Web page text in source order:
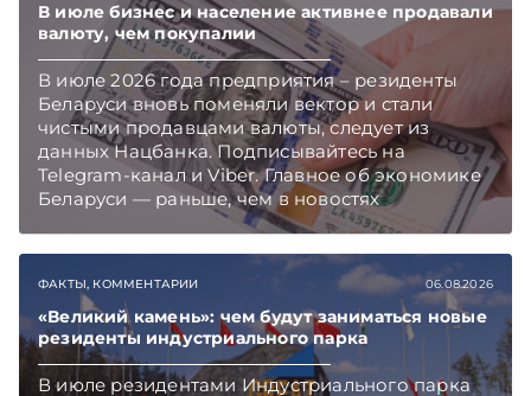
В июле бизнес и население активнее продавали
валюту, чем покупалии
В июле 2026 года предприятия – резиденты
Беларуси вновь поменяли вектор и стали
чистыми продавцами валюты, следует из
данных Нацбанка. Подписывайтесь на
Telegram‑канал и Viber. Главное об экономике
Беларуси — раньше, чем в новостях
ФАКТЫ, КОММЕНТАРИИ 06.08.2026
«Великий камень»: чем будут заниматься новые
резиденты индустриального парка
В июле резидентами Индустриального парка